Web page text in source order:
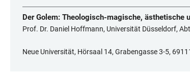
Der Golem: Theologisch-magische, ästhetische
Prof. Dr. Daniel Hoffmann, Universität Düsseldorf,
Neue Universität, Hörsaal 14, Grabengasse 3-5,